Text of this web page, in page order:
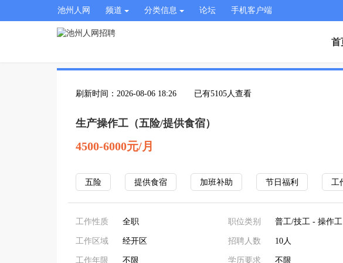
池州人网 频道 分类信息 论坛 手机客户端
首
刷新时间：2026-08-06 18:26 已有5105人查看
生产操作工（五险/提供食宿）
4500-6000元/月
五险 提供食宿 加班补助 节日福利 工
工作性质 全职
工作区域 经开区
工作年限 不限
职位类别 普工/技工 - 操作工
招聘人数 10人
学历要求 不限